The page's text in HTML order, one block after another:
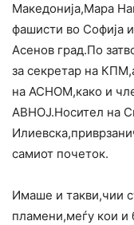
Македонија,Мара
фашисти во Софија
Асенов град.По
за секретар на
на АСНОМ,како и
АВНОЈ.Носител на
самиот почеток.
Имаше и такви,чии
пламени,меѓу кои и